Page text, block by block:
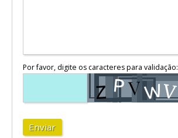
Por favor, digite os caracteres para validação:
Enviar